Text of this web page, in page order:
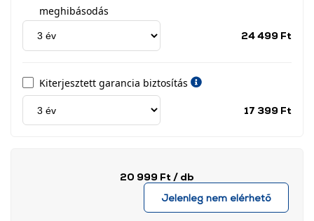
meghibásodás
24 499 Ft
Kiterjesztett garancia biztosítás
17 399 Ft
20 999 Ft / db
Jelenleg nem elérhető